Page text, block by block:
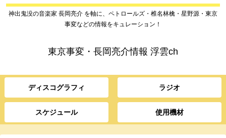
神出鬼没の音楽家 長岡亮介 を軸に、ペトロールズ・椎名林檎・星野源・東京
事変などの情報をキュレーション！
東京事変・長岡亮介情報 浮雲ch
ディスコグラフィ ラジオ
スケジュール 使用機材